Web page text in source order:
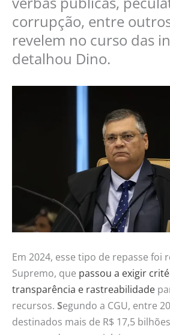
corrupção, entre
revelem no curso das
detalhou Dino.
Em 2024, esse tipo de repasse foi
Supremo, que passou a exigir
transparência e rastreabilidade
recursos. Segundo a CGU, entre
destinados mais de R$ 17,5